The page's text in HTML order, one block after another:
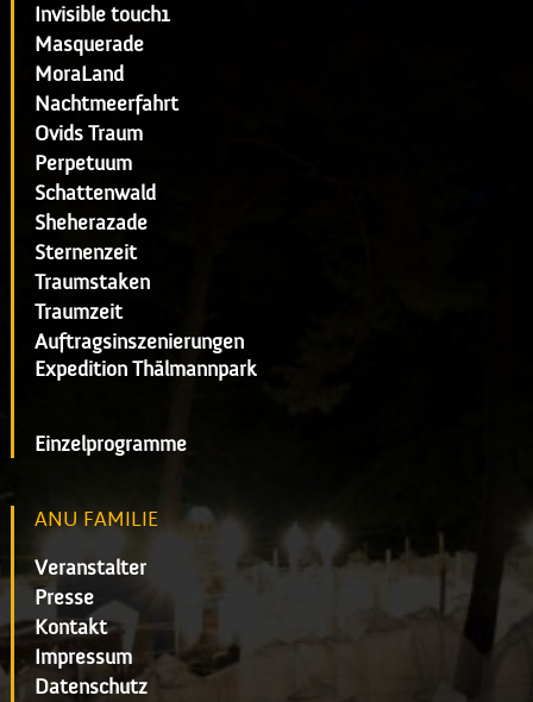
Invisible touch1
Masquerade
MoraLand
Nachtmeerfahrt
Ovids Traum
Perpetuum
Schattenwald
Sheherazade
Sternenzeit
Traumstaken
Traumzeit
Auftragsinszenierungen
Expedition Thälmannpark
Einzelprogramme
ANU FAMILIE
Veranstalter
Presse
Kontakt
Impressum
Datenschutz